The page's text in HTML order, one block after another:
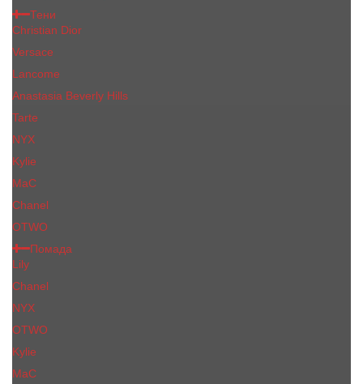
Тени
Christian Dior
Versace
Lancome
Anastasia Beverly Hills
Tarte
NYX
Kylie
MaC
Сhanеl
OTWO
Помада
Lily
Chanel
NYX
OTWO
Kylie
МаС